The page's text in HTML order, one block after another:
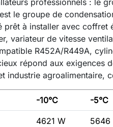
le groupe de
prêt à installer avec coffret
variateur de vitesse
R452A/R449A,
répond aux exigences
industrie agroalimentaire,
-10°C -5°C
4621 W 5646